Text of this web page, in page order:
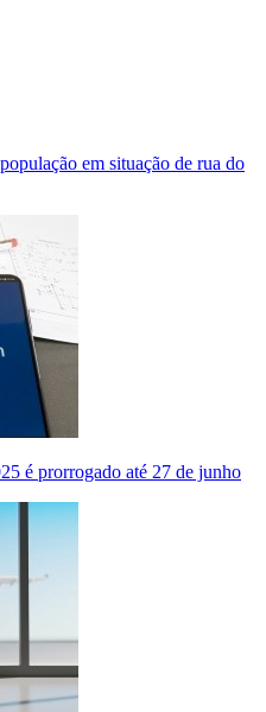
em situação de rua do
é prorrogado até 27 de junho